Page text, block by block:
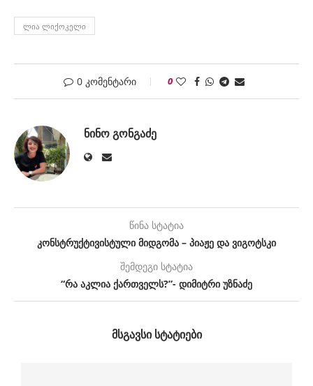
ᲚᲘᲐ ᲚᲘᲥᲝᲙᲔᲚᲘ
0 კომენტარი 0
ᲜᲘᲜᲝ ᲒᲝᲜᲒᲐᲫᲔ
წინა სტატია
კონსტრუქტივისტული მიდგომა – პიაჟე და ვიგოტსკი
შემდეგი სტატია
“რა აკლია ქართველს?”- დიმიტრი უზნაძე
ᲛᲡᲒᲐᲕᲡᲘ ᲡᲢᲐᲢᲘᲔᲑᲘ